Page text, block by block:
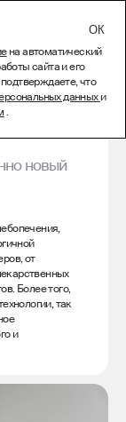
новый
от
Более того,
так
и
на автоматический
сайта и его
что
данныхи
.